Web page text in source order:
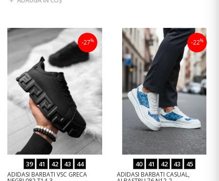
-27%
39 41 42 43 44
ADIDASI BARBATI VSC GRECA
-22%
40 41 42 43 45
ADIDASI BARBATI CASUAL,